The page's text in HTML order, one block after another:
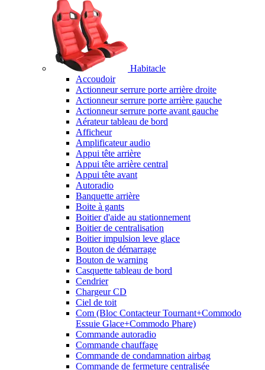
Habitacle
Accoudoir
Actionneur serrure porte arrière droite
Actionneur serrure porte arrière gauche
Actionneur serrure porte avant gauche
Aérateur tableau de bord
Afficheur
Amplificateur audio
Appui tête arrière
Appui tête arrière central
Appui tête avant
Autoradio
Banquette arrière
Boite à gants
Boitier d'aide au stationnement
Boitier de centralisation
Boitier impulsion leve glace
Bouton de démarrage
Bouton de warning
Casquette tableau de bord
Cendrier
Chargeur CD
Ciel de toit
Com (Bloc Contacteur Tournant+Commodo
Essuie Glace+Commodo Phare)
Commande autoradio
Commande chauffage
Commande de condamnation airbag
Commande de fermeture centralisée